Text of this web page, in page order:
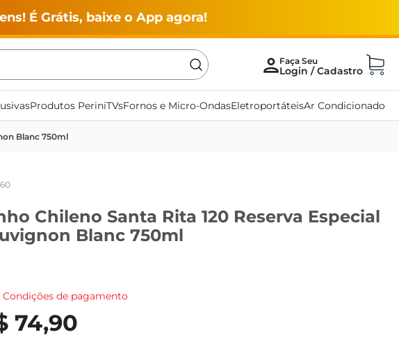
É Grátis, baixe o App agora!
Produtos PeriniTVsFornos e Micro-OndasEletroportáteisAr Condicionado
Blanc 750ml
Chileno Santa Rita 120 Reserva Especial
Blanc 750ml
Condições de pagamento
74,90